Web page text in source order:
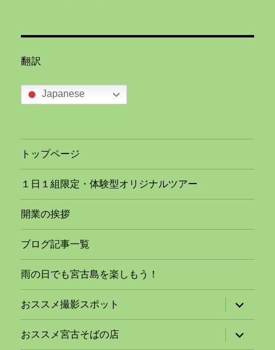
翻訳
Japanese
トップページ
１日１組限定・体験型オリジナルツアー
開業の挨拶
ブログ記事一覧
雨の日でも宮古島を楽しもう！
おススメ撮影スポット
サ
ブ
メ
ニ
ュ
おススメ宮古そばの店
サ
ブ